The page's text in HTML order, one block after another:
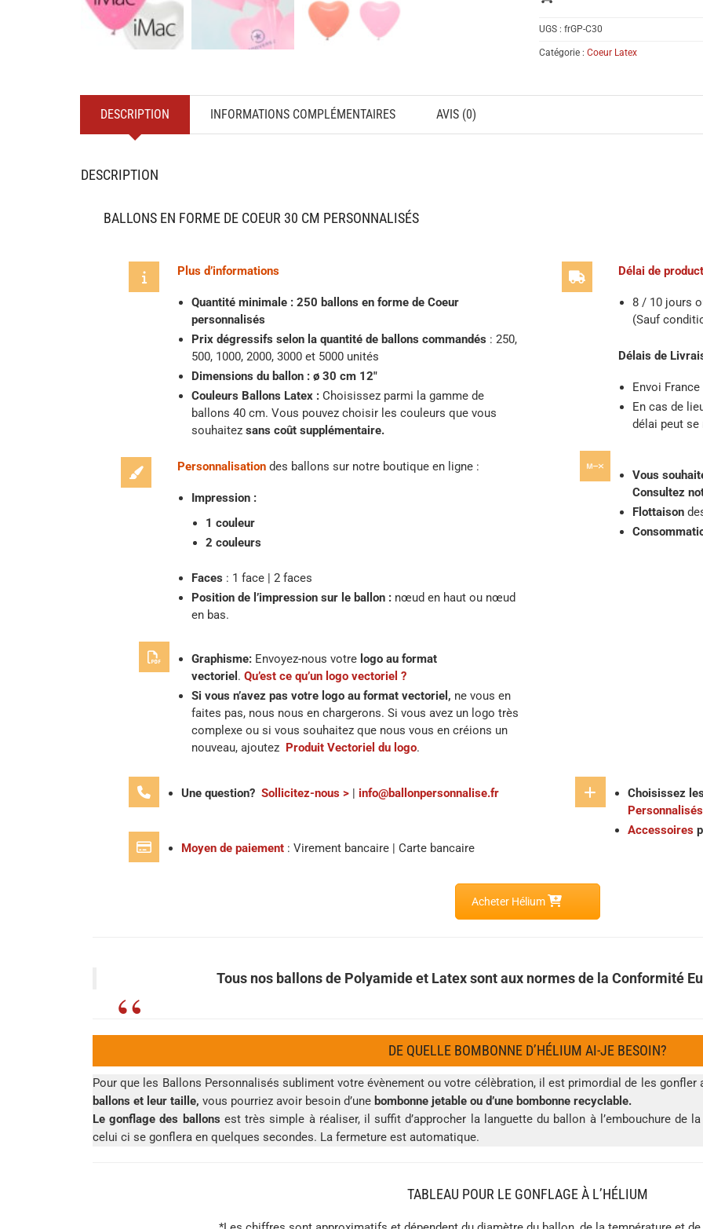
UGS : frGP-C30
Catégorie : Coeur Latex
DESCRIPTION INFORMATIONS COMPLÉMENTAIRES AVIS (0)
DESCRIPTION
BALLONS EN FORME DE COEUR 30 CM PERSONNALISÉS
Plus d’informations
Quantité minimale : 250 ballons en forme de Coeur
personnalisés
Prix dégressifs selon la quantité de ballons commandés : 250,
500, 1000, 2000, 3000 et 5000 unités
Dimensions du ballon : ø 30 cm 12″
Couleurs Ballons Latex :Choisissez parmi la gamme de
ballons 40 cm. Vous pouvez choisir les couleurs que vous
souhaitez sans coût supplémentaire.
Personnalisationdes ballons sur notre boutique en ligne :
Impression :
1 couleur
2 couleurs
Faces : 1 face | 2 faces
Position de l’impression sur le ballon :nœud en haut ou nœud
en bas.
Graphisme:Envoyez-nous votre logo au format
vectoriel . Qu’est ce qu’un logo vectoriel ?
Si vous n’avez pas votre logo au format vectoriel, ne vous en
faites pas, nous nous en chargerons. Si vous avez un logo très
complexe ou si vous souhaitez que nous vous en créions un
nouveau, ajoutez Produit Vectoriel du logo.
Délai de
8 / 10 jours
(Sauf
Délais de
Envoi
En cas de
délai peut se
Vous
Consultez
Flottaison
Une question? Sollicitez-nous >| info@ballonpersonnalise.fr
Moyen de paiement: Virement bancaire | Carte bancaire
Choisissez
Accessoires
Acheter Hélium
Tous nos ballons de Polyamide et Latex sont aux normes de la Conformité
DE QUELLE BOMBONNE D’HÉLIUM AI-JE BESOIN?
Pour que les Ballons Personnalisés subliment votre évènement ou votre célèbration, il est primordial de les gonfler
ballons et leur taille, vous pourriez avoir besoin d’une bombonne jetable ou d’une bombonne recyclable.
Le gonflage des ballons est très simple à réaliser, il suffit d’approcher la languette du ballon à l’embouchure de
celui ci se gonflera en quelques secondes. La fermeture est automatique.
TABLEAU POUR LE GONFLAGE À L’HÉLIUM